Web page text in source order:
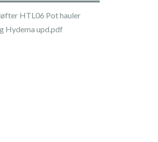
HTL06 Pot hauler
Hydema upd.pdf